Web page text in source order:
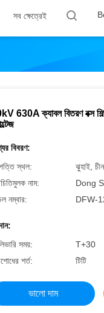
সব ক্ষেত্রেই
630A ক্যাবল বিতরণ বক্স
বিবরণ:
স্থল:
ঝুহাই, চীন
নাম:
Dong
নম্বার:
DFW-
সময়:
T+30
শর্ত:
টিটি
ভালো দাম